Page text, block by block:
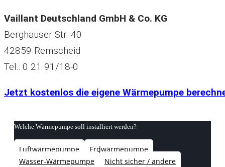
Vaillant Deutschland GmbH & Co. KG
Berghauser Str. 40
42859 Remscheid
Tel.: 0 21 91/18-0
Jetzt kostenlos die eigene Wärmepumpe
Welche Wärmepumpe soll installiert werden?
Luftwärmepumpe
Erdwärmepumpe
Wasser-Wärmepumpe
Nicht sicher / andere